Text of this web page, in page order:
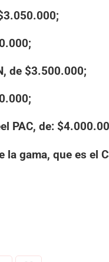
de $3.500.000;
PAC, de:
la gama, que es el